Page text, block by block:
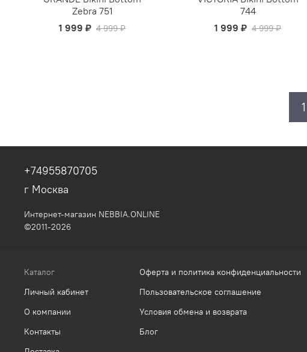
Zebra 751
1 999 ₽ 4 999 ₽
744
1 999 ₽ 4 999 ₽
1
+74955870705
г Москва
Интернет-магазин NEBBIA.ONLINE
©2011-2026
Каталог
Личный кабинет
О компании
Контакты
Оферта и политика конфиденциальности
Пользовательское соглашение
Условия обмена и возврата
Блог